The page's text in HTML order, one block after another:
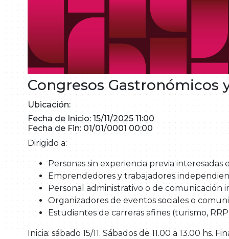
Congresos Gastronómicos
Ubicación:
Fecha de Inicio: 15/11/2025 11:00
Fecha de Fin: 01/01/0001 00:00
Dirigido a:
Personas sin experiencia previa interesadas
Emprendedores y trabajadores
Personal administrativo o de comunicación
Organizadores de eventos sociales o
Estudiantes de carreras afines (turismo,
Inicia: sábado 15/11. Sábados de 11.00 a 13.00 hs.